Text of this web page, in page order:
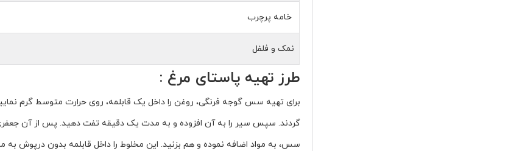
خامه پرچرب
نمک و فلفل
طرز تهیه پاستای مرغ :
برای تهیه سس گوجه فرنگی، روغن را داخل یک قابلمه، روی حرارت متوسط گرم
گردند. سپس سیر را به آن افزوده و به مدت یک دقیقه تفت دهید. پس از آن جعفری،
سس، به مواد اضافه نموده و هم بزنید. این مخلوط را داخل قابلمه بدون درپوش به مدت ۱۵ تا